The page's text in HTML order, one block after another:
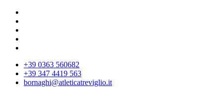
+39 0363 560682
+39 347 4419 563
bornaghi@atleticatreviglio.it